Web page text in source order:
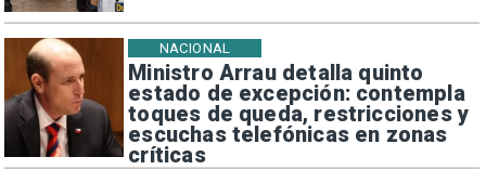
Ministro Arrau detalla quinto
estado de excepción: contempla
toques de queda, restricciones y
escuchas telefónicas en zonas
críticas
NACIONAL